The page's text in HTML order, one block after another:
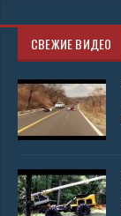
СВЕЖИЕ ВИДЕО